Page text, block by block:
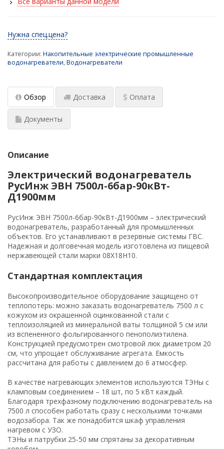
пожаротушения
Промышленный водонагреватель для цеха
Промышленные водонагреватели для
Водонагреватель для фитнесс-центра и ФОК
Водонагреватель для гостиницы
Схема подключения бойлера (водонагревателя)
Нужна спец.цена?
Категории: Накопительные электрические промышленные
водонагреватели,Водонагреватели
Обзор Доставка Оплата
Документы
Описание
Электрический водонагреватель
РусИнж ЭВН 7500л-6бар-90кВт-
Д1900мм
РусИнж ЭВН 7500л-6бар-90кВт-Д1900мм – электрический
водонагреватель, разработанный для промышленных
объектов. Его устанавливают в резервные системы ГВС.
Надежная и долговечная модель изготовлена из пищевой
нержавеющей стали марки 08Х18Н10.
Стандартная комплектация
Высокопроизводительное оборудование защищено от
теплопотерь: можно заказать водонагреватель 7500 л с
кожухом из окрашенной оцинкованной стали с
теплоизоляцией из минеральной ваты толщиной 5 см или
из вспененного фольгированного пенополиэтилена.
Конструкцией предусмотрен смотровой люк диаметром 20
см, что упрощает обслуживание агрегата. Емкость
рассчитана для работы с давлением до 6 атмосфер.
В качестве нагревающих элементов используются ТЭНы с
кламповым соединением – 18 шт, по 5 кВт каждый.
Благодаря трехфазному подключению водонагреватель на
7500 л способен работать сразу с несколькими точками
водозабора. Так же понадобится шкаф управления
нагревом с УЗО.
ТЭНы и патрубки 25-50 мм спрятаны за декоративным